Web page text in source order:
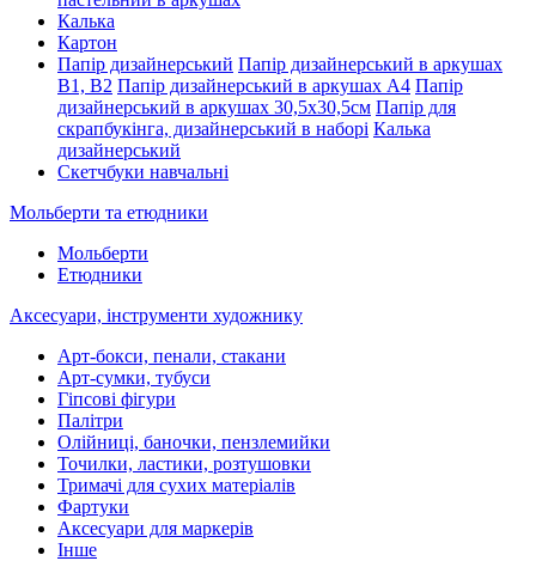
Калька
Картон
Папір дизайнерський Папір дизайнерський в аркушах
В1, В2 Папір дизайнерський в аркушах А4 Папір
дизайнерський в аркушах 30,5х30,5см Папір для
скрапбукінга, дизайнерський в наборі Калька
дизайнерський
Скетчбуки навчальні
Мольберти та етюдники
Мольберти
Етюдники
Аксесуари, інструменти художнику
Арт-бокси, пенали, стакани
Арт-сумки, тубуси
Гіпсові фігури
Палітри
Олійниці, баночки, пензлемийки
Точилки, ластики, розтушовки
Тримачі для сухих матеріалів
Фартуки
Аксесуари для маркерів
Інше